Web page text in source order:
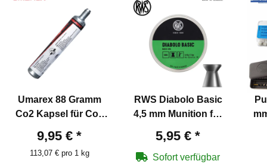
Umarex 88 Gramm
Co2 Kapsel für Co2
9,95 € *
113,07 € pro 1 kg
RWS Diabolo Basic
4,5 mm Munition für
5,95 € *
Sofort verfügbar